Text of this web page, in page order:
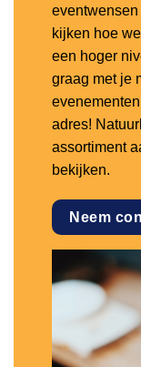
kijken hoe
een hoger
graag met je
adres!
assortiment
bekijken.
Neem